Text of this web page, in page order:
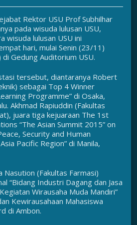
Rektor USU Prof Subhilhar
pada wisuda lulusan USU,
wisuda lulusan USU ini
hari, mulai Senin (23/11)
Gedung Auditorium USU.
tersebut, diantaranya Robert
sebagai Top 4 Winner
Programme” di Osaka,
Akhmad Rapiuddin (Fakultas
juara tiga kejuaraan The 1st
“The Asian Summit 2015” on
Security and Human
Pacific Region” di Manila,
Nasution (Fakultas Farmasi)
“Bidang Industri Dagang dan Jasa
Wirausaha Muda Mandiri”
Kewirausahaan Mahasiswa
di Ambon.